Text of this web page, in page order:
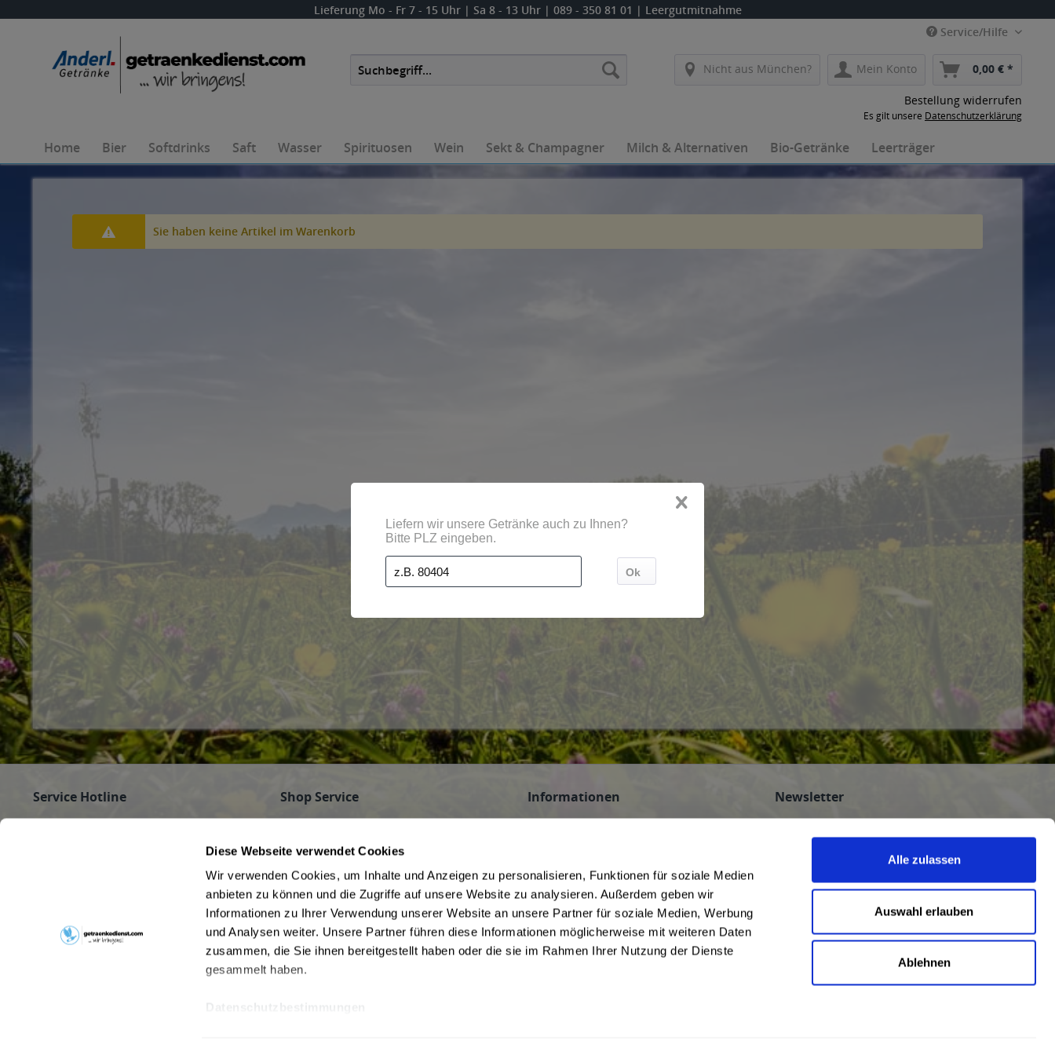
Diese Webseite verwendet Cookies
Wir verwenden Cookies, um Inhalte und Anzeigen zu personalisieren, Funktionen für soziale Medien
anbieten zu können und die Zugriffe auf unsere Website zu analysieren. Außerdem geben wir
Informationen zu Ihrer Verwendung unserer Website an unsere Partner für soziale Medien, Werbung
und Analysen weiter. Unsere Partner führen diese Informationen möglicherweise mit weiteren Daten
zusammen, die Sie ihnen bereitgestellt haben oder die sie im Rahmen Ihrer Nutzung der Dienste
gesammelt haben.
Alle zulassen
Auswahl erlauben
Ablehnen
Lieferung Mo - Fr 7 - 15 Uhr | Sa 8 - 13 Uhr | 089 - 350 81 01 | Leergutmitnahme
Service/Hilfe
Nicht aus München? Mein Konto 0,00 € *
Bestellung widerrufen
Es gilt unsere Datenschutzerklärung
Home Bier Softdrinks Saft Wasser Spirituosen Wein Sekt & Champagner Milch & Alternativen Bio-Getränke Leerträger
Sie haben keine Artikel im Warenkorb
Service Hotline
Haben Sie Fragen zu Ihrer Bestellung?
089/350 81 01
Shop Service
Firmenkunden
Jobs
Pfandrückgabe
Kontakt
Getränke auf Kommission
Beverage Delivery Service in Munich
Informationen
AGB des Lieferanten
Widerrufsbelehrung des Lieferanten
Liefer- und Zahlungsbedingungen
Newsletter
Abonnieren Sie den kostenlosen
getraenkedienst.com-Newsletter und
verpassen Sie keine Neuigkeit oder Aktion.